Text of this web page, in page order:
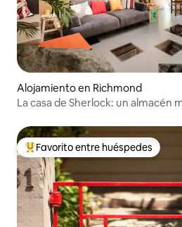
Alojamiento en Richmond
La casa de Sherlock: un almacén
Favorito entre huéspedes preferido
Favorito entre huéspedes